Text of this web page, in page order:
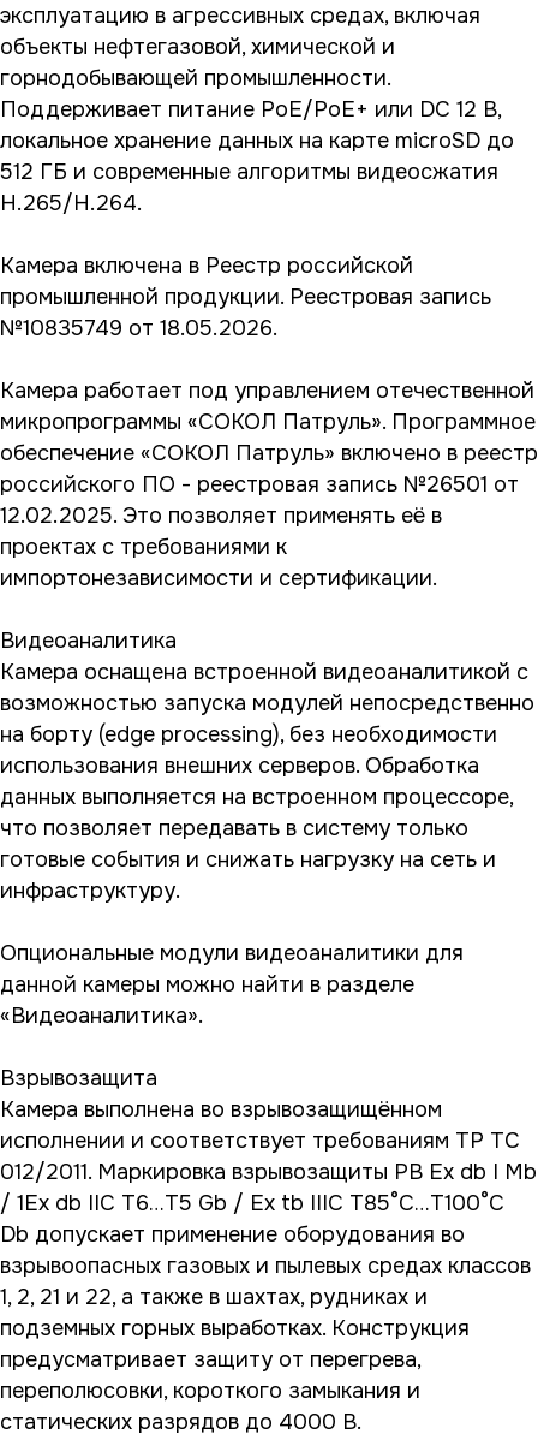
эксплуатацию в агрессивных средах, включая
объекты нефтегазовой, химической и
горнодобывающей промышленности.
Поддерживает питание PoE/PoE+ или DC 12 В,
локальное хранение данных на карте microSD до
512 ГБ и современные алгоритмы видеосжатия
H.265/H.264.
Камера включена в Реестр российской
промышленной продукции. Реестровая запись
№10835749 от 18.05.2026.
Камера работает под управлением отечественной
микропрограммы «СОКОЛ Патруль». Программное
обеспечение «СОКОЛ Патруль» включено в реестр
российского ПО - реестровая запись №26501 от
12.02.2025. Это позволяет применять её в
проектах с требованиями к
импортонезависимости и сертификации.
Видеоаналитика
Камера оснащена встроенной видеоаналитикой с
возможностью запуска модулей непосредственно
на борту (edge processing), без необходимости
использования внешних серверов. Обработка
данных выполняется на встроенном процессоре,
что позволяет передавать в систему только
готовые события и снижать нагрузку на сеть и
инфраструктуру.
Опциональные модули видеоаналитики для
данной камеры можно найти в разделе
«Видеоаналитика».
Взрывозащита
Камера выполнена во взрывозащищённом
исполнении и соответствует требованиям ТР ТС
012/2011. Маркировка взрывозащиты РВ Ex db I Mb
/ 1Ex db IIC T6…T5 Gb / Ex tb IIIC T85°C…T100°C
Db допускает применение оборудования во
взрывоопасных газовых и пылевых средах классов
1, 2, 21 и 22, а также в шахтах, рудниках и
подземных горных выработках. Конструкция
предусматривает защиту от перегрева,
переполюсовки, короткого замыкания и
статических разрядов до 4000 В.